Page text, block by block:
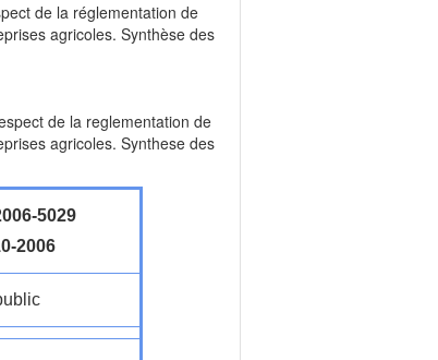
de la réglementation de
agricoles. Synthèse des
de la reglementation de
agricoles. Synthese des
5029
2006